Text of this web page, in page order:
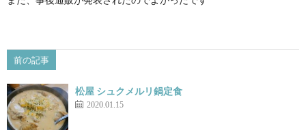
前の記事
松屋 シュクメルリ鍋定食
2020.01.15